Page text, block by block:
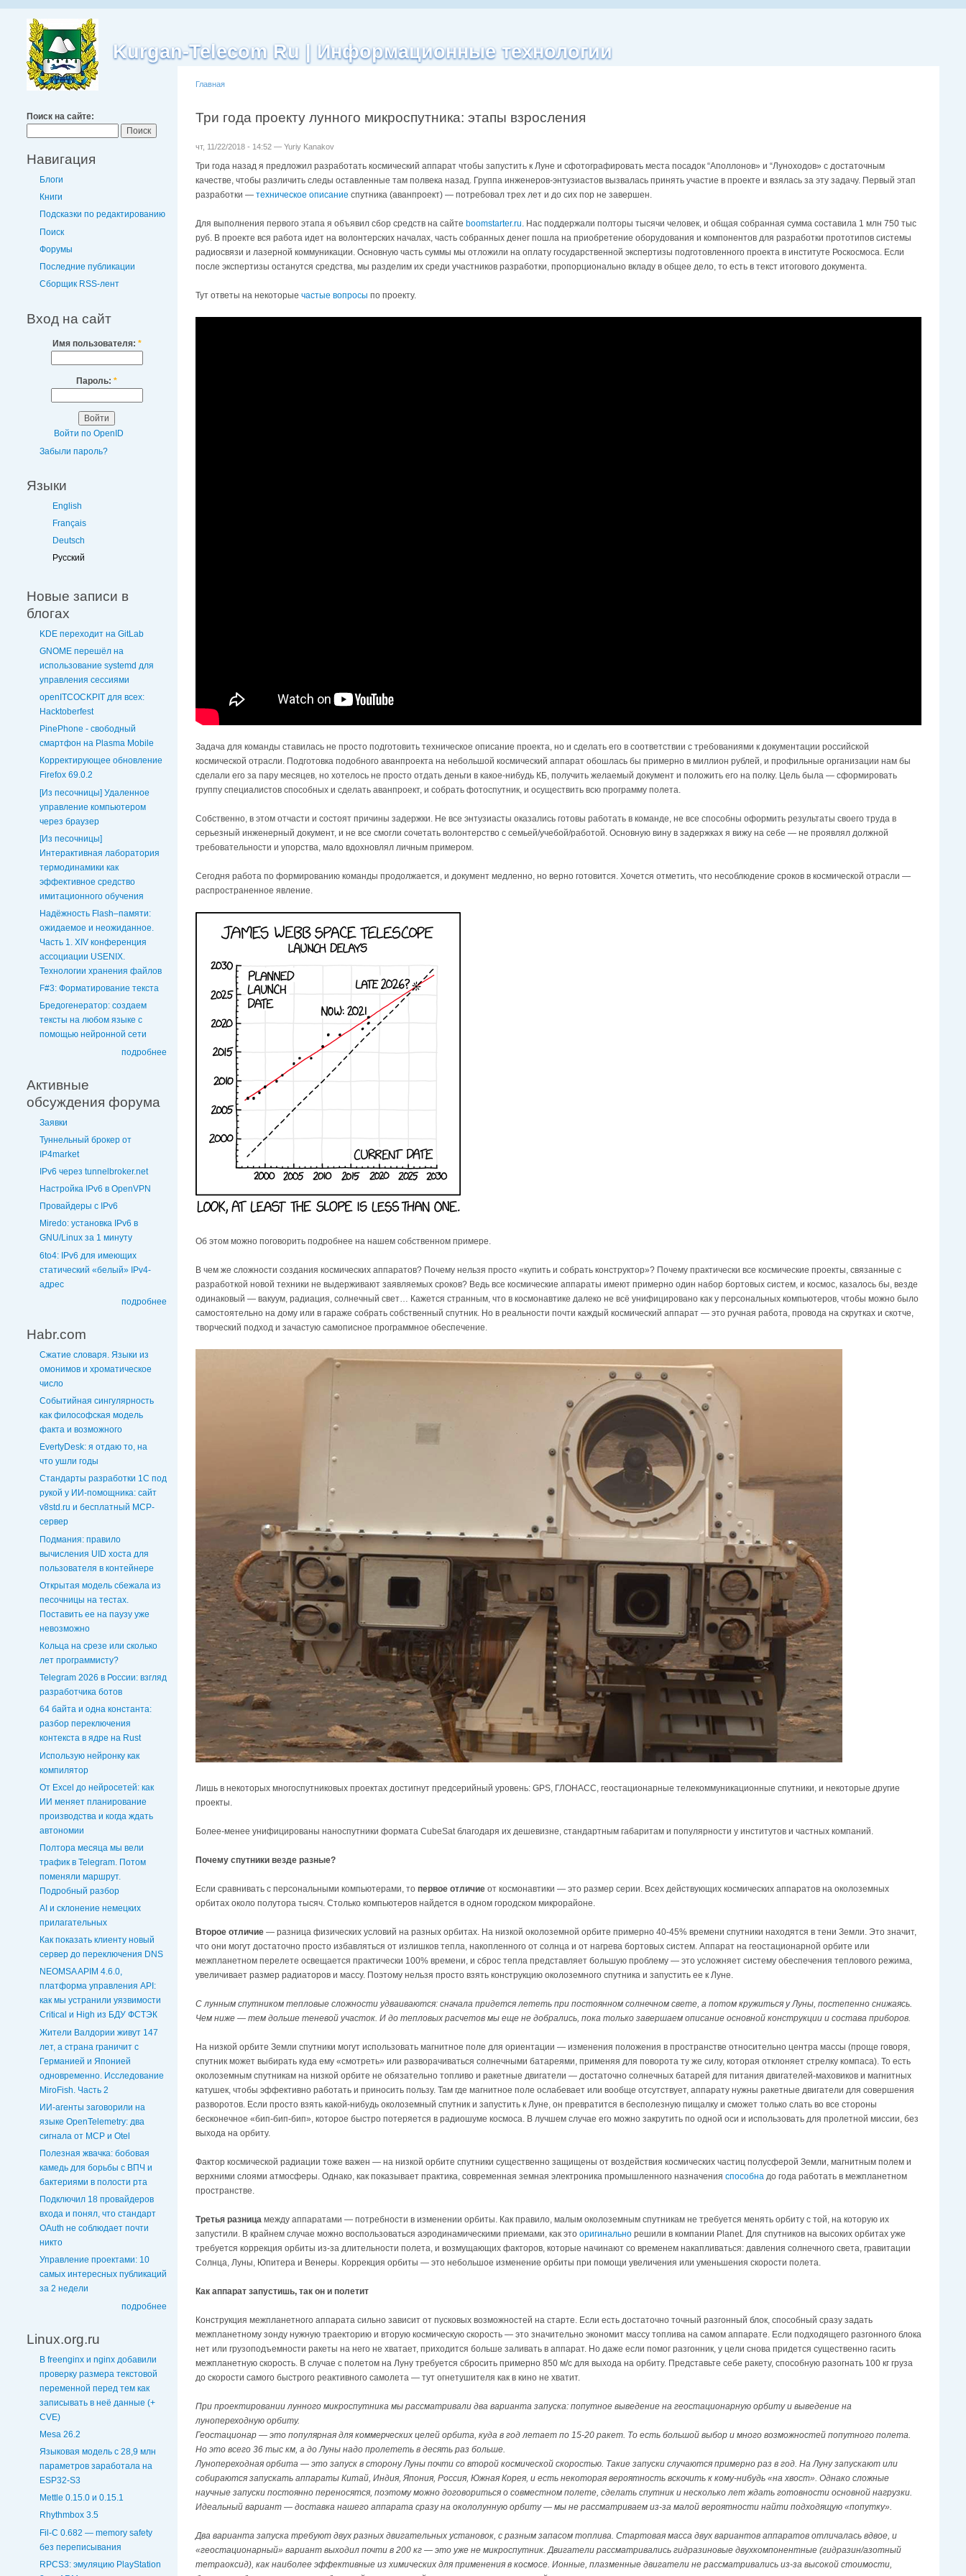
Kurgan-Telecom Ru | Информационные технологии
Поиск на сайте:
Навигация
Блоги
Книги
Подсказки по редактированию
Поиск
Форумы
Последние публикации
Сборщик RSS-лент
Вход на сайт
Имя пользователя: *
Пароль: *
Войти по OpenID
Забыли пароль?
Языки
English
Français
Deutsch
Русский
Новые записи в
блогах
KDE переходит на GitLab
GNOME перешёл на
использование systemd для
управления сессиями
openITCOCKPIT для всех:
Hacktoberfest
PinePhone - свободный
смартфон на Plasma Mobile
Корректирующее обновление
Firefox 69.0.2
[Из песочницы] Удаленное
управление компьютером
через браузер
[Из песочницы]
Интерактивная лаборатория
термодинамики как
эффективное средство
имитационного обучения
Надёжность Flash–памяти:
ожидаемое и неожиданное.
Часть 1. XIV конференция
ассоциации USENIX.
Технологии хранения файлов
F#3: Форматирование текста
Бредогенератор: создаем
тексты на любом языке с
помощью нейронной сети
подробнее
Активные
обсуждения форума
Заявки
Туннельный брокер от
IP4market
IPv6 через tunnelbroker.net
Настройка IPv6 в OpenVPN
Провайдеры с IPv6
Miredo: установка IPv6 в
GNU/Linux за 1 минуту
6to4: IPv6 для имеющих
статический «белый» IPv4-
адрес
подробнее
Habr.com
Сжатие словаря. Языки из
омонимов и хроматическое
число
Событийная сингулярность
как философская модель
факта и возможного
EvertyDesk: я отдаю то, на
что ушли годы
Стандарты разработки 1С под
рукой у ИИ-помощника: сайт
v8std.ru и бесплатный MCP-
сервер
Подмания: правило
вычисления UID хоста для
пользователя в контейнере
Открытая модель сбежала из
песочницы на тестах.
Поставить ее на паузу уже
невозможно
Кольца на срезе или сколько
лет программисту?
Telegram 2026 в России: взгляд
разработчика ботов
64 байта и одна константа:
разбор переключения
контекста в ядре на Rust
Использую нейронку как
компилятор
От Excel до нейросетей: как
ИИ меняет планирование
производства и когда ждать
автономии
Полтора месяца мы вели
трафик в Telegram. Потом
поменяли маршрут.
Подробный разбор
AI и склонение немецких
прилагательных
Как показать клиенту новый
сервер до переключения DNS
NEOMSA APIM 4.6.0,
платформа управления API:
как мы устранили уязвимости
Critical и High из БДУ ФСТЭК
Жители Валдории живут 147
лет, а страна граничит с
Германией и Японией
одновременно. Исследование
MiroFish. Часть 2
ИИ-агенты заговорили на
языке OpenTelemetry: два
сигнала от MCP и Otel
Полезная жвачка: бобовая
камедь для борьбы с ВПЧ и
бактериями в полости рта
Подключил 18 провайдеров
входа и понял, что стандарт
OAuth не соблюдает почти
никто
Управление проектами: 10
самых интересных публикаций
за 2 недели
подробнее
Linux.org.ru
В freenginx и nginx добавили
проверку размера текстовой
переменной перед тем как
записывать в неё данные (+
CVE)
Mesa 26.2
Языковая модель с 28,9 млн
параметров заработала на
ESP32-S3
Mettle 0.15.0 и 0.15.1
Rhythmbox 3.5
Fil-C 0.682 — memory safety
без переписывания
RPCS3: эмуляцию PlayStation
Главная
Три года проекту лунного микроспутника: этапы взросления
чт, 11/22/2018 - 14:52 — Yuriy Kanakov
Три года назад я предложил разработать космический аппарат чтобы запустить к Луне и сфотографировать места посадок “Аполлонов» и “Луноходов» с достаточным
качестве, чтобы различить следы оставленные там полвека назад. Группа инженеров-энтузиастов вызвалась принять участие в проекте и взялась за эту задачу. Первый этап
разработки — техническое описание спутника (аванпроект) — потребовал трех лет и до сих пор не завершен.
Для выполнения первого этапа я объявил сбор средств на сайте boomstarter.ru. Нас поддержали полторы тысячи человек, и общая собранная сумма составила 1 млн 750 тыс
руб. В проекте вся работа идет на волонтерских началах, часть собранных денег пошла на приобретение оборудования и компонентов для разработки прототипов системы
радиосвязи и лазерной коммуникации. Основную часть суммы мы отложили на оплату государственной экспертизы подготовленного проекта в институте Роскосмоса. Если
после экспертизы останутся средства, мы разделим их среди участников разработки, пропорционально вкладу в общее дело, то есть в текст итогового документа.
Тут ответы на некоторые частые вопросы по проекту.
Задача для команды ставилась не просто подготовить техническое описание проекта, но и сделать его в соответствии с требованиями к документации российской
космической отрасли. Подготовка подобного аванпроекта на небольшой космический аппарат обошлась бы примерно в миллион рублей, и профильные организации нам бы
сделали его за пару месяцев, но хотелось не просто отдать деньги в какое-нибудь КБ, получить желаемый документ и положить его на полку. Цель была — сформировать
группу специалистов способных и сделать аванпроект, и собрать фотоспутник, и осуществить всю программу полета.
Собственно, в этом отчасти и состоят причины задержки. Не все энтузиасты оказались готовы работать в команде, не все способны оформить результаты своего труда в
серьезный инженерный документ, и не все смогли сочетать волонтерство с семьей/учебой/работой. Основную вину в задержках я вижу на себе — не проявлял должной
требовательности и упорства, мало вдохновлял личным примером.
Сегодня работа по формированию команды продолжается, и документ медленно, но верно готовится. Хочется отметить, что несоблюдение сроков в космической отрасли —
распространенное явление.
Об этом можно поговорить подробнее на нашем собственном примере.
В чем же сложности создания космических аппаратов? Почему нельзя просто «купить и собрать конструктор»? Почему практически все космические проекты, связанные с
разработкой новой техники не выдерживают заявляемых сроков? Ведь все космические аппараты имеют примерно один набор бортовых систем, и космос, казалось бы, везде
одинаковый — вакуум, радиация, солнечный свет… Кажется странным, что в космонавтике далеко не всё унифицировано как у персональных компьютеров, чтобы можно было
самостоятельно на дому или в гараже собрать собственный спутник. Но в реальности почти каждый космический аппарат — это ручная работа, провода на скрутках и скотче,
творческий подход и зачастую самописное программное обеспечение.
Лишь в некоторых многоспутниковых проектах достигнут предсерийный уровень: GPS, ГЛОНАСС, геостационарные телекоммуникационные спутники, и некоторые другие
проекты.
Более-менее унифицированы наноспутники формата CubeSat благодаря их дешевизне, стандартным габаритам и популярности у институтов и частных компаний.
Почему спутники везде разные?
Если сравнивать с персональными компьютерами, то первое отличие от космонавтики — это размер серии. Всех действующих космических аппаратов на околоземных
орбитах около полутора тысяч. Столько компьютеров найдется в одном городском микрорайоне.
Второе отличие — разница физических условий на разных орбитах. На низкой околоземной орбите примерно 40-45% времени спутники находятся в тени Земли. Это значит,
что они могут достаточно просто избавляться от излишков тепла, накопленного от солнца и от нагрева бортовых систем. Аппарат на геостационарной орбите или
межпланетном перелете освещается практически 100% времени, и сброс тепла представляет большую проблему — это усложняет систему обеспечения теплового режима,
увеличивает размер радиаторов и массу. Поэтому нельзя просто взять конструкцию околоземного спутника и запустить ее к Луне.
С лунным спутником тепловые сложности удваиваются: сначала придется лететь при постоянном солнечном свете, а потом кружиться у Луны, постепенно снижаясь.
Чем ниже — тем дольше теневой участок. И до тепловых расчетов мы еще не добрались, пока только завершаем описание основной конструкции и состава приборов.
На низкой орбите Земли спутники могут использовать магнитное поле для ориентации — изменения положения в пространстве относительно центра массы (проще говоря,
спутник может выбирать куда ему «смотреть» или разворачиваться солнечными батареями, применяя для поворота ту же силу, которая отклоняет стрелку компаса). То есть
околоземным спутникам на низкой орбите не обязательно топливо и ракетные двигатели — достаточно солнечных батарей для питания двигателей-маховиков и магнитных
катушек, чтобы эффективно работать и приносить пользу. Там где магнитное поле ослабевает или вообще отсутствует, аппарату нужны ракетные двигатели для совершения
разворотов. Если просто взять какой-нибудь околоземный спутник и запустить к Луне, он превратится в бесполезную пищалку и сможет только слать во все стороны
бесконечное «бип-бип-бип», которое быстро потеряется в радиошуме космоса. В лучшем случае его можно закрутить по одной оси и использовать для пролетной миссии, без
выхода на орбиту.
Фактор космической радиации тоже важен — на низкой орбите спутники существенно защищены от воздействия космических частиц полусферой Земли, магнитным полем и
верхними слоями атмосферы. Однако, как показывает практика, современная земная электроника промышленного назначения способна до года работать в межпланетном
пространстве.
Третья разница между аппаратами — потребности в изменении орбиты. Как правило, малым околоземным спутникам не требуется менять орбиту с той, на которую их
запустили. В крайнем случае можно воспользоваться аэродинамическими приемами, как это оригинально решили в компании Planet. Для спутников на высоких орбитах уже
требуется коррекция орбиты из-за длительности полета, и возмущающих факторов, которые начинают со временем накапливаться: давления солнечного света, гравитации
Солнца, Луны, Юпитера и Венеры. Коррекция орбиты — это небольшое изменение орбиты при помощи увеличения или уменьшения скорости полета.
Как аппарат запустишь, так он и полетит
Конструкция межпланетного аппарата сильно зависит от пусковых возможностей на старте. Если есть достаточно точный разгонный блок, способный сразу задать
межпланетному зонду нужную траекторию и вторую космическую скорость — это значительно экономит массу топлива на самом аппарате. Если подходящего разгонного блока
нет или грузоподъемности ракеты на него не хватает, приходится больше заливать в аппарат. Но даже если помог разгонник, у цели снова придется существенно гасить
межпланетную скорость. В случае с полетом на Луну требуется сбросить примерно 850 м/с для выхода на орбиту. Представьте себе ракету, способную разогнать 100 кг груза
до скорости самого быстрого реактивного самолета — тут огнетушителя как в кино не хватит.
При проектировании лунного микроспутника мы рассматривали два варианта запуска: попутное выведение на геостационарную орбиту и выведение на
лунопереходную орбиту.
Геостационар — это популярная для коммерческих целей орбита, куда в год летает по 15-20 ракет. То есть большой выбор и много возможностей попутного полета.
Но это всего 36 тыс км, а до Луны надо пролететь в десять раз больше.
Лунопереходная орбита — это запуск в сторону Луны почти со второй космической скоростью. Такие запуски случаются примерно раз в год. На Луну запускают или
собираются запускать аппараты Китай, Индия, Япония, Россия, Южная Корея, и есть некоторая вероятность вскочить к кому-нибудь «на хвост». Однако сложные
научные запуски постоянно переносятся, поэтому можно договориться о совместном полете, сделать спутник и несколько лет ждать готовности основной нагрузки.
Идеальный вариант — доставка нашего аппарата сразу на окололунную орбиту — мы не рассматриваем из-за малой вероятности найти подходящую «попутку».
Два варианта запуска требуют двух разных двигательных установок, с разным запасом топлива. Стартовая масса двух вариантов аппаратов отличалась вдвое, и
«геостационарный» вариант выходил почти в 200 кг — это уже не микроспутник. Двигатели рассматривались гидразиновые двухкомпонентные (гидразин/азотный
тетраоксид), как наиболее эффективные из химических для применения в космосе. Ионные, плазменные двигатели не рассматривались из-за высокой стоимости,